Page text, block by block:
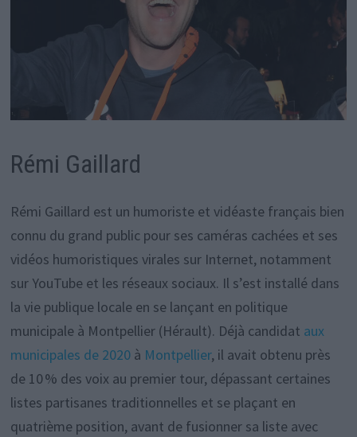
Rémi Gaillard
Rémi Gaillard est un humoriste et vidéaste français bien
connu du grand public pour ses caméras cachées et ses
vidéos humoristiques virales sur Internet, notamment
sur YouTube et les réseaux sociaux. Il s’est installé dans
la vie publique locale en se lançant en politique
municipale à Montpellier (Hérault). Déjà candidat aux
municipales de 2020à Montpellier, il avait obtenu près
de 10 % des voix au premier tour, dépassant certaines
listes partisanes traditionnelles et se plaçant en
quatrième position, avant de fusionner sa liste avec